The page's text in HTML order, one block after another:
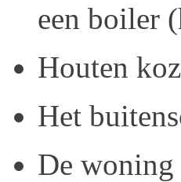
een boiler
Houten
Het
De woning